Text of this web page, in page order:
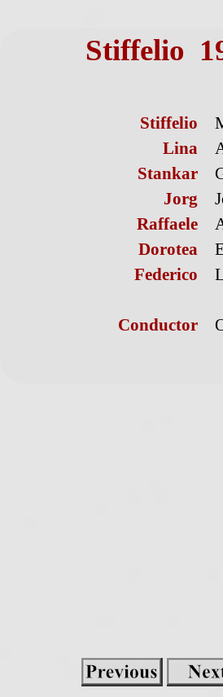
Stiffelio
Stiffelio
Lina
Stankar
Jorg
Raffaele
Dorotea
Federico
Conductor